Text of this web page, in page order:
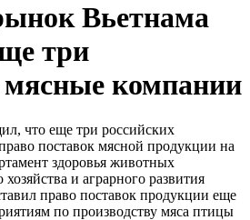
Вьетнама
три
мясные компании
что еще три российских
поставок мясной продукции на
здоровья животных
и аграрного развития
право поставок продукции еще
по производству мяса птицы